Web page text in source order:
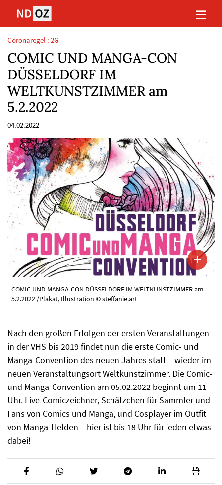
Direkt
Inhalt
(Eingabetaste)
Direkt
Hauptmenu
(Eingabetaste)
Direkt
Suche
(Eingabetaste)
Direkt
Footer
(Eingabetaste)
Coronaregel : 2G
COMIC UND MANGA-CON
DÜSSELDORF IM
WELTKUNSTZIMMER am
5.2.2022
04.02.2022
COMIC UND MANGA-CON DÜSSELDORF IM WELTKUNSTZIMMER am
5.2.2022 /Plakat, Illustration © steffanie.art
Nach den großen Erfolgen der ersten Veranstaltungen
in der VHS bis 2019 findet nun die erste Comic- und
Manga-Convention des neuen Jahres statt – wieder im
neuen Veranstaltungsort Weltkunstzimmer. Die Comic-
und Manga-Convention am 05.02.2022 beginnt um 11
Uhr. Live-Comiczeichner, Schätzchen für Sammler und
Fans von Comics und Manga, und Cosplayer im Outfit
von Manga-Helden – hier ist bis 18 Uhr für jeden etwas
dabei!